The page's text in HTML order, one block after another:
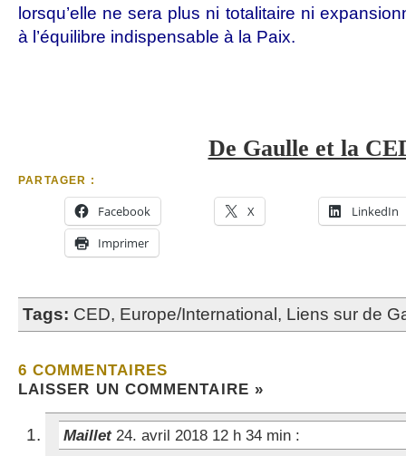
lorsqu’elle ne sera plus ni totalitaire ni
à l’équilibre indispensable à la Paix.
De Gaulle et la
PARTAGER :
Facebook X
LinkedIn
Imprimer
Tags: CED, Europe/International , Liens sur de
6 COMMENTAIRES
LAISSER UN COMMENTAIRE »
Maillet 24. avril 2018 12 h 34 min :